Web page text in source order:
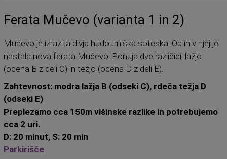
Ferata Mučevo (varianta 1 in 2)
Mučevo je izrazita divja hudourniška soteska. Ob in v njej je
nastala nova ferata Mučevo. Ponuja dve različici, lažjo
(ocena B z deli C) in težjo (ocena D z deli E).
Zahtevnost: modra lažja B (odseki C), rdeča težja D
(odseki E)
Preplezamo cca 150m višinske razlike in potrebujemo
cca 2 uri.
D: 20 minut, S: 20 min
Parkirišče